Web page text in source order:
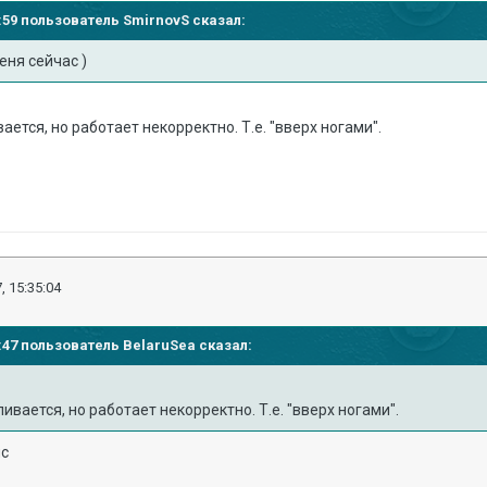
пользователь SmirnovS сказал:
сейчас )
но работает некорректно. Т.е. "вверх ногами".
15:35:04
пользователь BelaruSea сказал:
но работает некорректно. Т.е. "вверх ногами".